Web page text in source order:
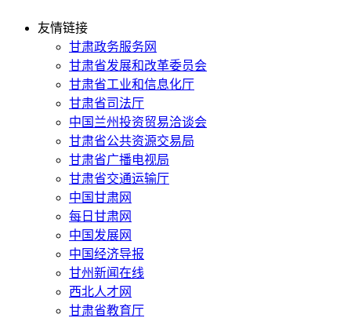
友情链接
甘肃政务服务网
甘肃省发展和改革委员会
甘肃省工业和信息化厅
甘肃省司法厅
中国兰州投资贸易洽谈会
甘肃省公共资源交易局
甘肃省广播电视局
甘肃省交通运输厅
中国甘肃网
每日甘肃网
中国发展网
中国经济导报
甘州新闻在线
西北人才网
甘肃省教育厅